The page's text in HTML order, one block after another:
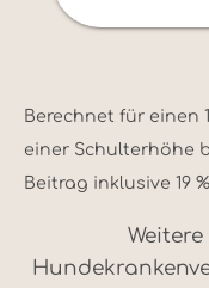
Berechnet für einen
einer Schulterhöhe
Beitrag inklusive 19